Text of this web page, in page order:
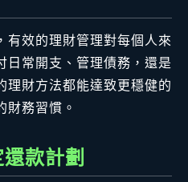
有效的理財管理對每個人來
日常開支、管理債務，還是
理財方法都能達致更穩健的
財務習慣。
款計劃